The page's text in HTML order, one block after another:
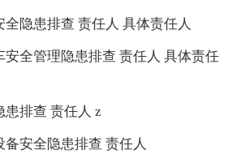
全隐患排查 责任人 具体责任人
安全管理隐患排查 责任人 具体责任
患排查 责任人 z
备安全隐患排查 责任人